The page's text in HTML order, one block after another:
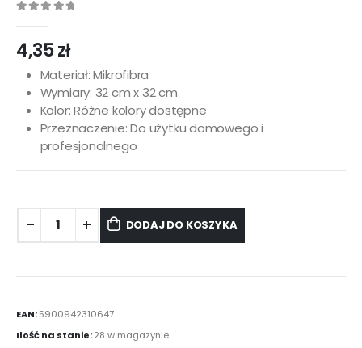
4,35zł
Materiał: Mikrofibra
Wymiary: 32 cm x 32 cm
Kolor: Różne kolory dostępne
Przeznaczenie: Do użytku domowego i
profesjonalnego
DODAJ DO KOSZYKA
EAN:5900942310647
Ilość na stanie:28 w magazynie